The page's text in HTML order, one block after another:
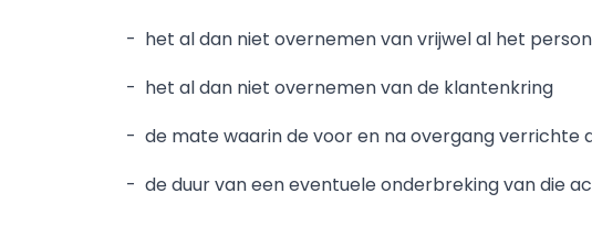
- het al dan niet overnemen van vrijwel al het
- het al dan niet overnemen van de klantenkring
- de mate waarin de voor en na overgang
- de duur van een eventuele onderbreking van die